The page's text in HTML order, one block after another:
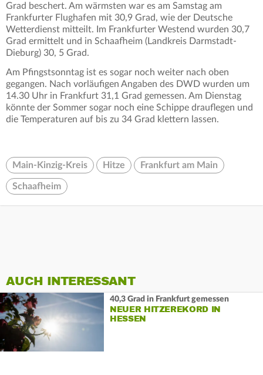
Grad beschert. Am wärmsten war es am Samstag am
Frankfurter Flughafen mit 30,9 Grad, wie der Deutsche
Wetterdienst mitteilt. Im Frankfurter Westend wurden 30,7
Grad ermittelt und in Schaafheim (Landkreis Darmstadt-
Dieburg) 30, 5 Grad.
Am Pfingstsonntag ist es sogar noch weiter nach oben
gegangen. Nach vorläufigen Angaben des DWD wurden um
14.30 Uhr in Frankfurt 31,1 Grad gemessen. Am Dienstag
könnte der Sommer sogar noch eine Schippe drauflegen und
die Temperaturen auf bis zu 34 Grad klettern lassen.
Main-Kinzig-Kreis Hitze Frankfurt am Main
Schaafheim
AUCH INTERESSANT
40,3 Grad in Frankfurt gemessen
NEUER HITZEREKORD IN
HESSEN